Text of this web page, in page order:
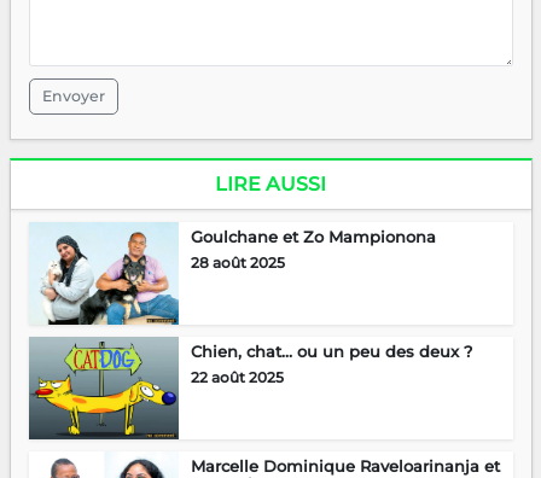
Envoyer
LIRE AUSSI
Goulchane et Zo Mampionona
28 août 2025
Chien, chat… ou un peu des deux ?
22 août 2025
Marcelle Dominique Raveloarinanja et